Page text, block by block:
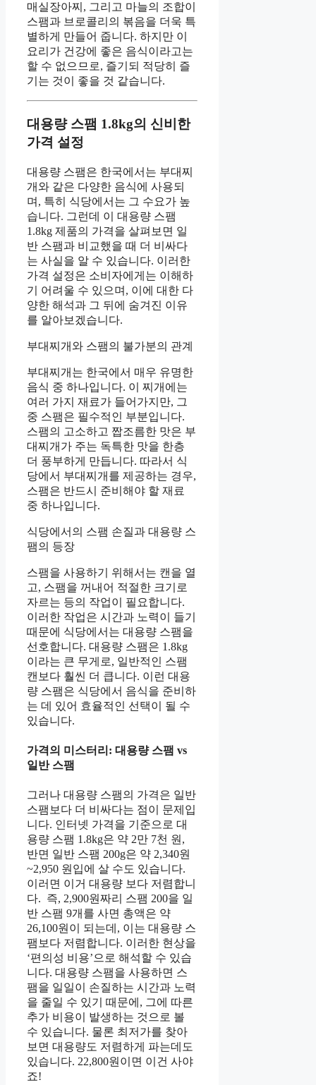
매실장아찌, 그리고 마늘의 조합이
스팸과 브로콜리의 볶음을 더욱 특
별하게 만들어 줍니다. 하지만 이
요리가 건강에 좋은 음식이라고는
할 수 없으므로, 즐기되 적당히 즐
기는 것이 좋을 것 같습니다.
대용량 스팸 1.8kg의 신비한
가격 설정
대용량 스팸은 한국에서는 부대찌
개와 같은 다양한 음식에 사용되
며, 특히 식당에서는 그 수요가 높
습니다. 그런데 이 대용량 스팸
1.8kg 제품의 가격을 살펴보면 일
반 스팸과 비교했을 때 더 비싸다
는 사실을 알 수 있습니다. 이러한
가격 설정은 소비자에게는 이해하
기 어려울 수 있으며, 이에 대한 다
양한 해석과 그 뒤에 숨겨진 이유
를 알아보겠습니다.
부대찌개와 스팸의 불가분의 관계
부대찌개는 한국에서 매우 유명한
음식 중 하나입니다. 이 찌개에는
여러 가지 재료가 들어가지만, 그
중 스팸은 필수적인 부분입니다.
스팸의 고소하고 짭조름한 맛은 부
대찌개가 주는 독특한 맛을 한층
더 풍부하게 만듭니다. 따라서 식
당에서 부대찌개를 제공하는 경우,
스팸은 반드시 준비해야 할 재료
중 하나입니다.
식당에서의 스팸 손질과 대용량 스
팸의 등장
스팸을 사용하기 위해서는 캔을 열
고, 스팸을 꺼내어 적절한 크기로
자르는 등의 작업이 필요합니다.
이러한 작업은 시간과 노력이 들기
때문에 식당에서는 대용량 스팸을
선호합니다. 대용량 스팸은 1.8kg
이라는 큰 무게로, 일반적인 스팸
캔보다 훨씬 더 큽니다. 이런 대용
량 스팸은 식당에서 음식을 준비하
는 데 있어 효율적인 선택이 될 수
있습니다.
가격의 미스터리: 대용량 스팸 vs
일반 스팸
그러나 대용량 스팸의 가격은 일반
스팸보다 더 비싸다는 점이 문제입
니다. 인터넷 가격을 기준으로 대
용량 스팸 1.8kg은 약 2만 7천 원,
반면 일반 스팸 200g은 약 2,340원
~2,950 원입에 살 수도 있습니다.
이러면 이거 대용량 보다 저렴합니
다. 즉, 2,900원짜리 스팸 200을 일
반 스팸 9개를 사면 총액은 약
26,100원이 되는데, 이는 대용량 스
팸보다 저렴합니다. 이러한 현상을
‘편의성 비용’으로 해석할 수 있습
니다. 대용량 스팸을 사용하면 스
팸을 일일이 손질하는 시간과 노력
을 줄일 수 있기 때문에, 그에 따른
추가 비용이 발생하는 것으로 볼
수 있습니다. 물론 최저가를 찾아
보면 대용량도 저렴하게 파는데도
있습니다. 22,800원이면 이건 사야
죠!